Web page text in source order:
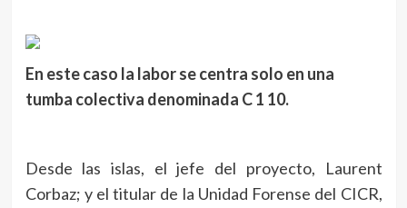
En este caso la labor se centra solo en una
tumba colectiva denominada C 1 10.
Desde las islas, el jefe del proyecto, Laurent
Corbaz; y el titular de la Unidad Forense del CICR,